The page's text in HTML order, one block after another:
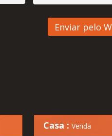
Casa : Venda